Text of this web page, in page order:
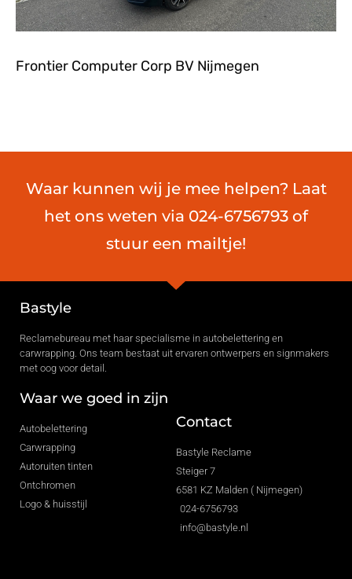
Frontier Computer Corp BV Nijmegen
Waar kunnen wij je mee helpen? Laat
het ons weten via 024-6756793 of
stuur een mailtje!
Bastyle
Reclamebureau met haar specialisme in autobelettering en
carwrapping. Ons team bestaat uit ervaren ontwerpers en signmakers
met oog voor detail.
Waar we goed in zijn
Autobelettering
Carwrapping
Autoruiten tinten
Ontchromen
Logo & huisstijl
Contact
Bastyle Reclame
Steiger 7
6581 KZ Malden ( Nijmegen)
024-6756793
info@bastyle.nl